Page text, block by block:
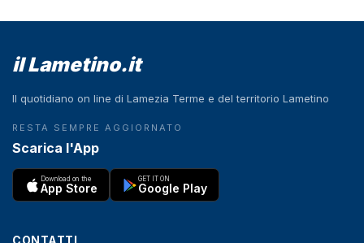
il Lametino.it
Il quotidiano on line di Lamezia Terme e del territorio Lametino
RESTA SEMPRE AGGIORNATO
Scarica l'App
Download on the
App Store
GET IT ON
Google Play